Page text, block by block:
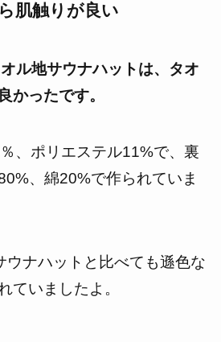
肌触りが良い
ル地サウナハットは、タオ
かったです。
、ポリエステル11%で、裏
、綿20%で作られていま
ウナハットと比べても遜色な
ていましたよ。